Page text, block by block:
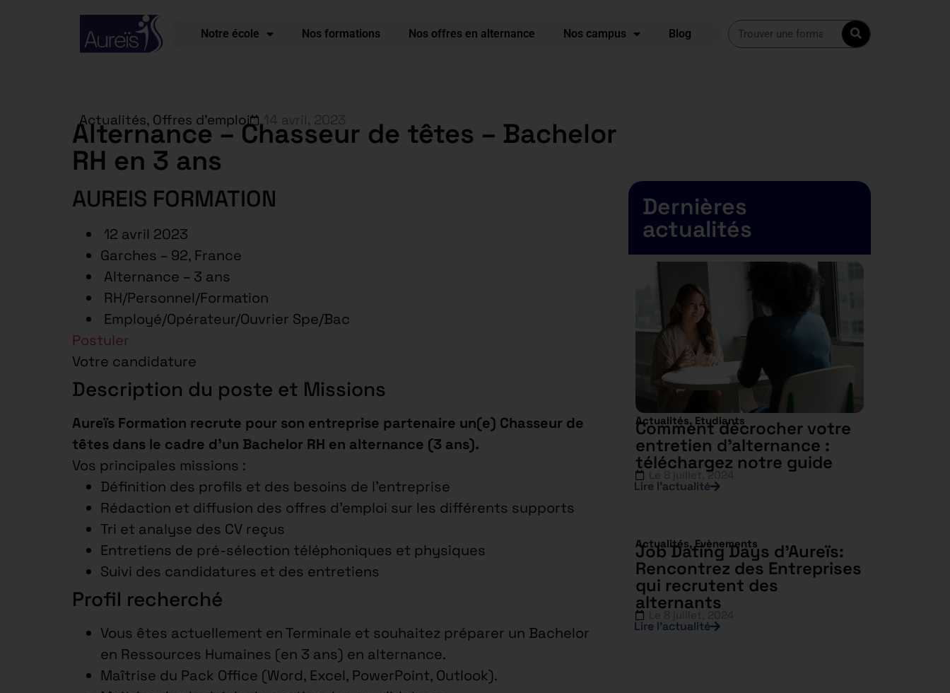
Notre école Nos formations Nos offres en alternance Nos campus Blog
Actualités, Offres d'emploi
Alternance – Chasseur de têtes – Bachelor
RH en 3 ans
AUREIS FORMATION
12 avril 2023
Garches – 92, France
Alternance – 3 ans
RH/Personnel/Formation
Employé/Opérateur/Ouvrier Spe/Bac
Postuler
Votre candidature
Description du poste et Missions
Aureïs Formation recrute pour son entreprise partenaire un(e) Chasseur de
têtes dans le cadre d’un Bachelor RH en alternance (3 ans).
Vos principales missions :
Définition des profils et des besoins de l’entreprise
Rédaction et diffusion des offres d’emploi sur les différents supports
Tri et analyse des CV reçus
Entretiens de pré-sélection téléphoniques et physiques
Suivi des candidatures et des entretiens
Profil recherché
Vous êtes actuellement en Terminale et souhaitez préparer un Bachelor
en Ressources Humaines (en 3 ans) en alternance.
Maîtrise du Pack Office (Word, Excel, PowerPoint, Outlook).
Dernières
actualités
Actualités, Etudiants
Comment décrocher votre
entretien d’alternance :
téléchargez notre guide
8 juillet, 2024
Lire l’actualité
Actualités,Evènements
Job Dating Days d’Aureïs:
Rencontrez des Entreprises
qui recrutent des
alternants
Lire l’actualité